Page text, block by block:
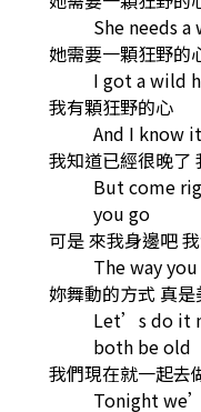
She needs
她需要一顆狂野的
I got a wild
我有顆狂野的心
And I know
我知道已經很晚了
But come
you go
可是 來我身邊吧
The way
妳舞動的方式 真是
Let’s do it
both be old
我們現在就一起去
Tonight